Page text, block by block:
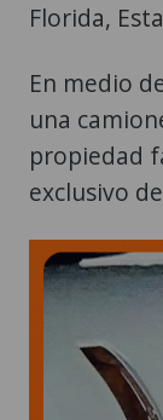
Florida,
En medio
una
propiedad
exclusivo